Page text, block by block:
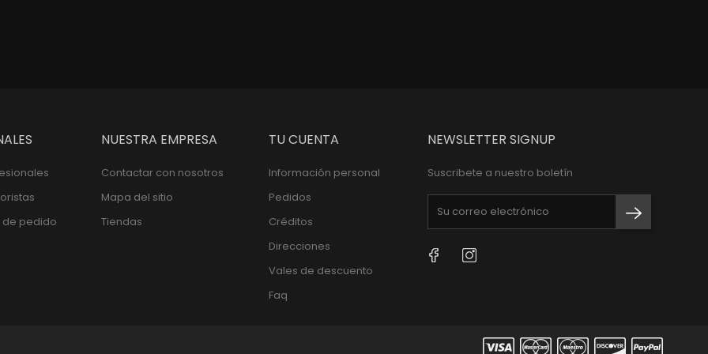
de pedido
NUESTRA EMPRESA
Contactar con nosotros
Mapa del sitio
Tiendas
TU CUENTA
Información personal
Pedidos
Créditos
Direcciones
Vales de descuento
Faq
NEWSLETTER SIGNUP
Suscribete a nuestro boletín
FacebookInstagram